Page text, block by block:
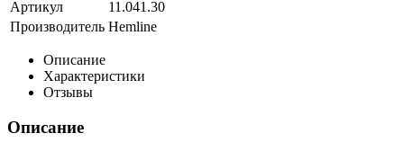
Артикул
11.041.30
Производитель Hemline
Описание
Характеристики
Отзывы
Описание